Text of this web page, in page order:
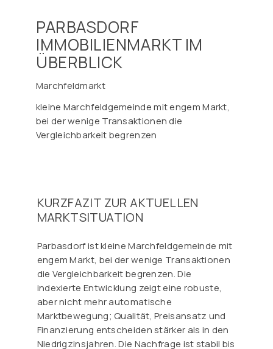
PARBASDORF
IMMOBILIENMARKT IM
ÜBERBLICK
Marchfeldmarkt
kleine Marchfeldgemeinde mit engem Markt,
bei der wenige Transaktionen die
Vergleichbarkeit begrenzen
KURZFAZIT ZUR AKTUELLEN
MARKTSITUATION
Parbasdorf ist kleine Marchfeldgemeinde mit
engem Markt, bei der wenige Transaktionen
die Vergleichbarkeit begrenzen. Die
indexierte Entwicklung zeigt eine robuste,
aber nicht mehr automatische
Marktbewegung; Qualität, Preisansatz und
Finanzierung entscheiden stärker als in den
Niedrigzinsjahren. Die Nachfrage ist stabil bis